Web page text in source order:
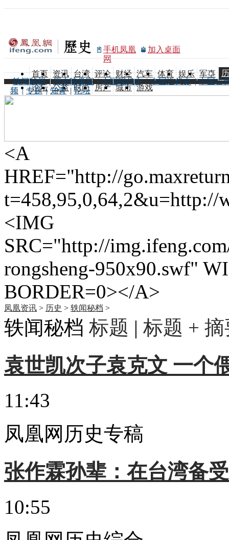
手机凤凰
网
加入桌面
首页 资讯 台湾 评论 财经 汽车 体育 娱乐 军事
论坛 公益 时尚 房产 城市 游戏
轶闻秘档 | 历史映像室 | 中国现代史 | 中国近代史 | 中国古
频 | 专题 | 知青 | 论坛
<A
HREF="http://
t=458,95,0,64,2&u=http://
<IMG
SRC="http://
rongsheng-950x90.swf"
BORDER=0></A>
凤凰资讯 > 历史 > 轶闻秘档 >
轶闻秘档 标题 | 标题 +
袁世凯次子袁克文 一个
11:43
凤凰网历史专稿
张作霖孙辈：在台湾备
10:55